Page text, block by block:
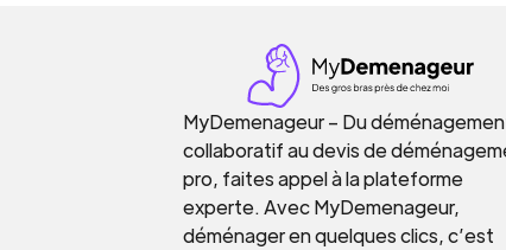
MyDemenageur – Du
collaboratif au devis de
pro, faites appel à la plateforme
experte. Avec MyDemenageur,
déménager en quelques clics, c’est